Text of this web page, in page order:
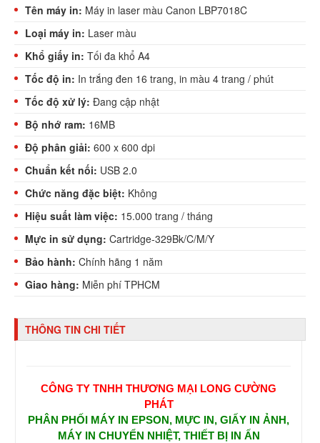
Tên máy in: Máy in laser màu Canon LBP7018C
Loại máy in: Laser màu
Khổ giấy in: Tối đa khổ A4
Tốc độ in: In trắng đen 16 trang, in màu 4 trang / phút
Tốc độ xử lý: Đang cập nhật
Bộ nhớ ram: 16MB
Độ phân giải: 600 x 600 dpi
Chuẩn kết nối: USB 2.0
Chức năng đặc biệt: Không
Hiệu suất làm việc: 15.000 trang / tháng
Mực in sử dụng: Cartridge-329Bk/C/M/Y
Bảo hành: Chính hãng 1 năm
Giao hàng: Miễn phí TPHCM
THÔNG TIN CHI TIẾT
CÔNG TY TNHH THƯƠNG MẠI LONG CƯỜNG
PHÁT
PHÂN PHỐI MÁY IN EPSON, MỰC IN, GIẤY IN ẢNH,
MÁY IN CHUYỂN NHIỆT, THIẾT BỊ IN ẤN